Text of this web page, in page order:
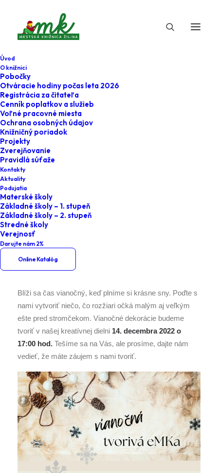
Úvod
O knižnici
Pobočky
Otváracie hodiny počas leta 2026
Registrácia za čitateľa
Cenník poplatkov a služieb
Voľné pracovné miesta
Ochrana osobných údajov
Knižničný poriadok
Projekty
Zverejňovanie
Pravidlá súťaže
Kontakty
Aktuality
Podujatia
Materské školy
Základné školy – 1. stupeň
Základné školy – 2. stupeň
Stredné školy
Verejnosť
Darujte nám 2%
Online Katalóg
Vianočná Tvorivá
Home
Minulé
Vianočná Tvorivá eMKa
Blíži sa čas vianočný, keď plníme si krásne sny. Poďte s
nami vytvoriť niečo, čo rozžiari očká malým aj veľkým
ešte pred stromčekom. Vianočné dekorácie budeme
tvoriť v našej kreatívnej dielni 14. decembra 2022 o
17:00 hod. Tešíme sa na Vás, ale prosíme, dajte nám
vedieť, že máte záujem s nami tvoriť.